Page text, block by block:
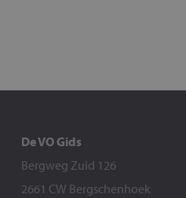
De VO Gids
Bergweg Zuid 126
2661 CW Bergschenhoek